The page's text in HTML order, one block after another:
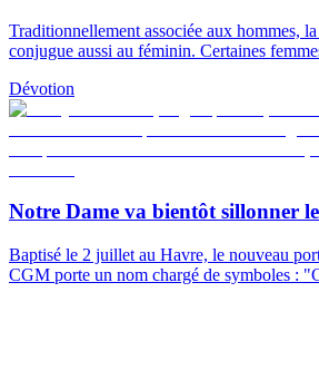
Traditionnellement associée aux hommes,
conjugue aussi au féminin. Certaines
Dévotion
Notre Dame va bientôt sillonner
Baptisé le 2 juillet au Havre, le nouveau
CGM porte un nom chargé de symboles :